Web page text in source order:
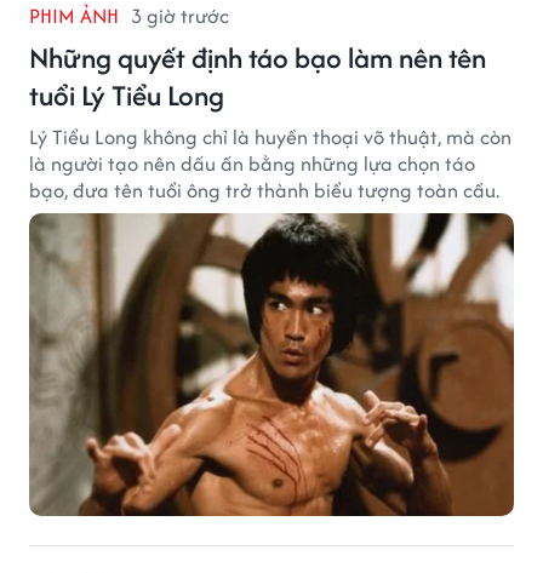
PHIM ẢNH 3 giờ trước
Những quyết định táo bạo làm nên tên
tuổi Lý Tiểu Long
Lý Tiểu Long không chỉ là huyền thoại võ thuật, mà còn
là người tạo nên dấu ấn bằng những lựa chọn táo
bạo, đưa tên tuổi ông trở thành biểu tượng toàn cầu.